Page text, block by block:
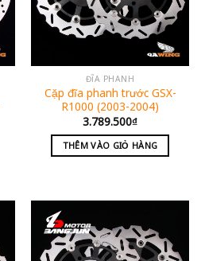
ĐĨA PHANH
Cặp đĩa phanh trước GSX-
R1000 (2003-2004)
3.789.500₫
THÊM VÀO GIỎ HÀNG